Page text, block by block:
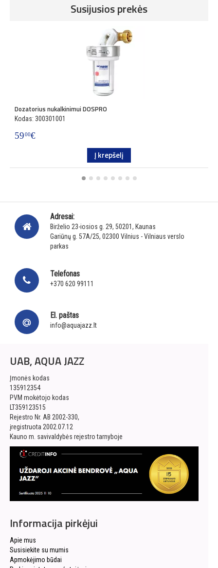
Susijusios prekės
Dozatorius nukalkinimui DOSPRO
Kodas: 300301001
5900€
Į krepšelį
Adresai:
Birželio 23-iosios g. 29, 50201, Kaunas
Gariūnų g. 57A/25, 02300 Vilnius - Vilniaus verslo
parkas
Telefonas
+370 620 99111
El. paštas
info@aquajazz.lt
UAB, AQUA JAZZ
Įmonės kodas
135912354
PVM mokėtojo kodas
LT359123515
Rejestro Nr. AB 2002-330,
įregistruota 2002.07.12
Kauno m. savivaldybės rejestro tarnyboje
Informacija pirkėjui
Apie mus
Susisiekite su mumis
Apmokėjimo būdai